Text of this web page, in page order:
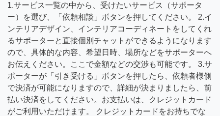
1.サービス一覧の中から、受けたいサービス（サポータ
ー）を選び、「依頼相談」ボタンを押してください。 2.イ
ンテリアデザイン、インテリアコーディネートをしてくれ
るサポーターと直接個別チャットができるようになります
ので、具体的な内容、希望日時、場所などをサポーターへ
お伝えください。ここで金額などの交渉も可能です。 3.サ
ポーターが「引き受ける」ボタンを押したら、依頼者様側
で決済が可能になりますので、詳細が決まりましたら、前
払い決済をしてください。お支払いは、クレジットカード
がご利用いただけます。 クレジットカードをお持ちでな